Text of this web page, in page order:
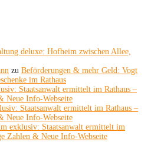
deluxe: Hofheim zwischen Allee,
zu Beförderungen & mehr Geld: Vogt
im Rathaus
Staatsanwalt ermittelt im Rathaus –
Neue Info-Webseite
Staatsanwalt ermittelt im Rathaus –
Neue Info-Webseite
exklusiv: Staatsanwalt ermittelt im
Zahlen & Neue Info-Webseite